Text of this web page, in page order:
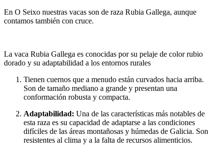
En O Seixo nuestras vacas son de raza Rubia Gallega, aunque
contamos también con cruce.
La vaca Rubia Gallega es conocidas por su pelaje de color rubio
dorado y su adaptabilidad a los entornos rurales
Tienen cuernos que a menudo están curvados hacia arriba.
Son de tamaño mediano a grande y presentan una
conformación robusta y compacta.
Adaptabilidad: Una de las características más notables de
esta raza es su capacidad de adaptarse a las condiciones
difíciles de las áreas montañosas y húmedas de Galicia. Son
resistentes al clima y a la falta de recursos alimenticios.